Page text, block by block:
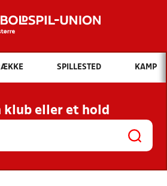
Hvad vil du søge efter?
INDHOLD OG NYHEDER
KLUBBER OG
HOLD
SPILLESTED KAMP
klub eller et hold